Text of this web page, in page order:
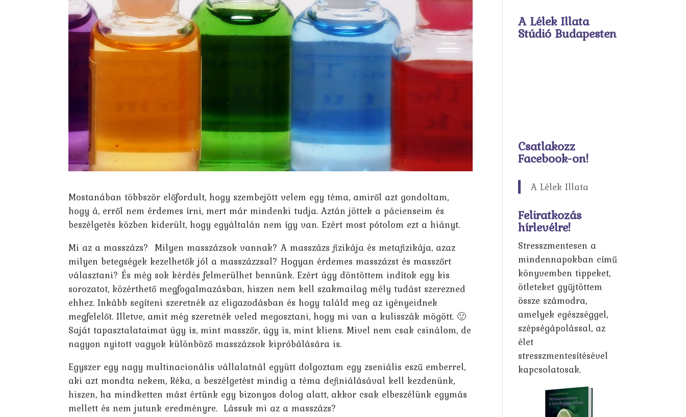
Mostanában többször előfordult, hogy szembejött velem egy téma, amiről azt gondoltam,
hogy á, erről nem érdemes írni, mert már mindenki tudja. Aztán jöttek a pácienseim és
beszélgetés közben kiderült, hogy egyáltalán nem így van. Ezért most pótolom ezt a hiányt.
Mi az a masszázs? Milyen masszázsok vannak? A masszázs fizikája és metafizikája, azaz
milyen betegségek kezelhetők jól a masszázzsal? Hogyan érdemes masszázst és masszőrt
választani? És még sok kérdés felmerülhet bennünk. Ezért úgy döntöttem indítok egy kis
sorozatot, közérthető megfogalmazásban, hiszen nem kell szakmailag mély tudást szerezned
ehhez. Inkább segíteni szeretnék az eligazodásban és hogy találd meg az igényeidnek
megfelelőt. Illetve, amit még szeretnék veled megosztani, hogy mi van a kulisszák mögött. 🙂
Saját tapasztalataimat úgy is, mint masszőr, úgy is, mint kliens. Mivel nem csak csinálom, de
nagyon nyitott vagyok különböző masszázsok kipróbálására is.
Egyszer egy nagy multinacionális vállalatnál együtt dolgoztam egy zseniális eszű emberrel,
aki azt mondta nekem, Réka, a beszélgetést mindig a téma definiálásával kell kezdenünk,
hiszen, ha mindketten mást értünk egy bizonyos dolog alatt, akkor csak elbeszélünk egymás
mellett és nem jutunk eredményre. Lássuk mi az a masszázs?
A Lélek Illata
Stúdió Budapesten
Csatlakozz
Facebook-on!
A Lélek Illata
Feliratkozás
hírlevélre!
Stresszmentesen a
mindennapokban című
könyvemben tippeket,
ötleteket gyűjtöttem
össze számodra,
amelyek egészséggel,
szépségápolással, az
élet
stresszmentesítésével
kapcsolatosak.